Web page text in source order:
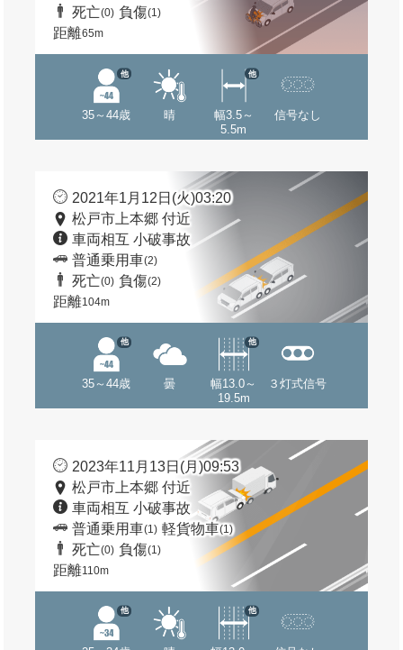
死亡(0) 負傷(1)
距離65m
35～44歳
他
晴
幅3.5～
5.5m
他
信号なし
2021年1月12日(火)03:20
松戸市上本郷 付近
車両相互 小破事故
普通乗用車(2)
死亡(0) 負傷(2)
距離104m
35～44歳
他
曇
幅13.0～
19.5m
他
３灯式信号
2023年11月13日(月)09:53
松戸市上本郷 付近
車両相互 小破事故
普通乗用車(1) 軽貨物車(1)
死亡(0) 負傷(1)
距離110m
他 他